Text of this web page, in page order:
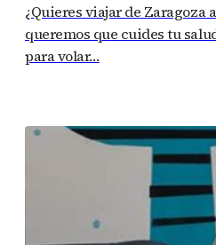
¿Quieres viajar de Zaragoza
queremos que cuides tu
para volar…